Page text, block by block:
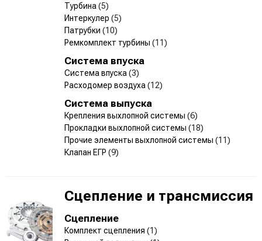
Турбина (5)
Интеркулер (5)
Патрубки (10)
Ремкомплект турбины (11)
Система впуска
Система впуска (3)
Расходомер воздуха (12)
Система выпуска
Крепления выхлопной системы (6)
Прокладки выхлопной системы (18)
Прочие элементы выхлопной системы (11)
Клапан ЕГР (9)
Сцепление и трансмиссия
Сцепление
Комплект сцепления (1)